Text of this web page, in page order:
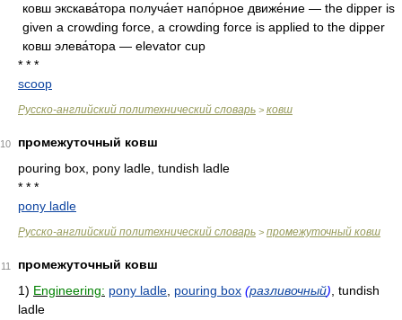
ковш экскава́тора получа́ет напо́рное движе́ние — the dipper is
given a crowding force, a crowding force is applied to the dipper
ковш элева́тора — elevator cup
* * *
scoop
Русско-английский политехнический словарь > ковш
10
промежуточный ковш
pouring box, pony ladle, tundish ladle
* * *
pony ladle
Русско-английский политехнический словарь > промежуточный ковш
11
промежуточный ковш
1) Engineering: pony ladle pouring box (разливочный) , tundish
ladle